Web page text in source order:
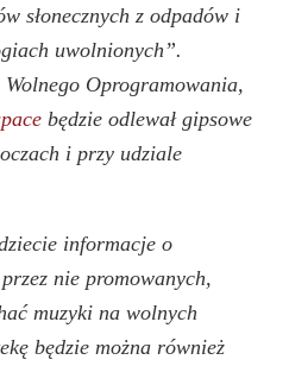
słonecznych z odpadów i
uwolnionych”.
Oprogramowania,
będzie odlewał gipsowe
i przy udziale
informacje o
nie promowanych,
muzyki na wolnych
będzie można również